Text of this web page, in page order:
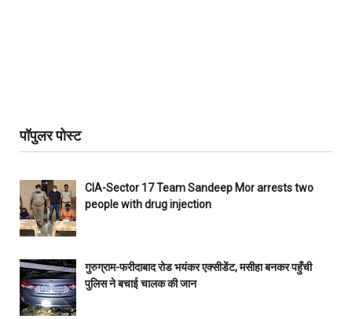
पॉपुलर पोस्ट
CIA-Sector 17 Team Sandeep Mor arrests two
people with drug injection
गुरुग्राम-फरीदाबाद रोड भयंकर एक्सीडेंट, मसीहा बनकर पहुँची
पुलिस ने बचाई चालक की जान